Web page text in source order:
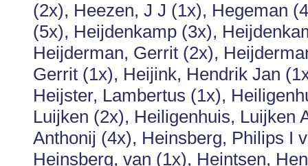
(2x), Heezen, J J (1x), Hegeman
(5x), Heijdenkamp (3x),
Heijderman, Gerrit (2x),
Gerrit (1x), Heijink, Hendrik Jan
Heijster, Lambertus (1x),
Luijken (2x), Heiligenhuis, Luijken
Anthonij (4x), Heinsberg, Philips I
Heinsberg, van (1x), Heintsen,